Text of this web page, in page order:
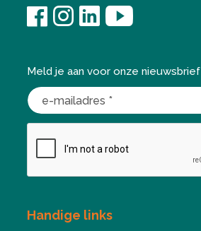
Meld je aan voor onze nieuwsbrief
Handige links